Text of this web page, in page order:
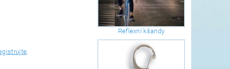
.
Reflexní kšandy